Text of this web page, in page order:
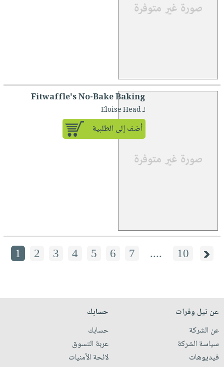
Fitwaffle's No-Bake Baking
لـ Eloise Head
أضف إلى الطلبية
1 2 3 4 5 6 7 .... 10
عن نيل وفرات
عن الشركة
سياسة الشركة
فيديوهات
حسابك
حسابك
عربة التسوق
لائحة الأمنيات